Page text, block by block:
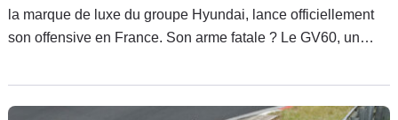
la marque de luxe du groupe Hyundai, lance officiellement
son offensive en France. Son arme fatale ? Le GV60, un
recharge ultra-rapide en 18 minutes, sa technologie de
reconnaissance faciale et un tarif estimé autour de 50 000 €,